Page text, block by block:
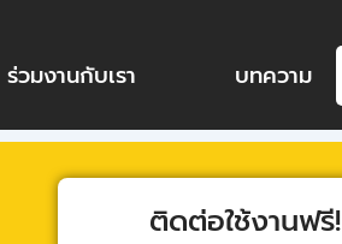
ร่วมงานกับเรา บทความ
ติดต่อใช้งานฟรี!